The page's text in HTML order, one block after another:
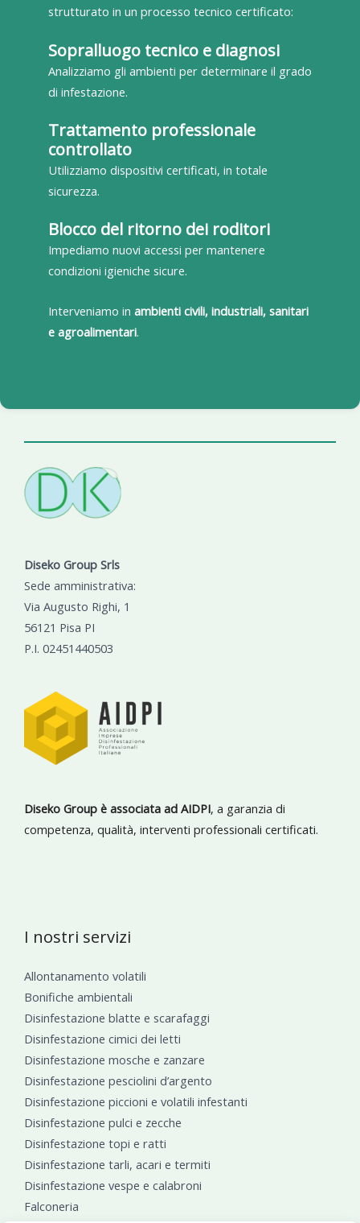
strutturato in un processo tecnico certificato:
Sopralluogo tecnico e diagnosi
Analizziamo gli ambienti per determinare il grado
di infestazione.
Trattamento professionale
controllato
Utilizziamo dispositivi certificati, in totale
sicurezza.
Blocco del ritorno dei roditori
Impediamo nuovi accessi per mantenere
condizioni igieniche sicure.
Interveniamo in ambienti civili, industriali, sanitari
e agroalimentari.
Diseko Group Srls
Sede amministrativa:
Via Augusto Righi, 1
56121 Pisa PI
P.I. 02451440503
Diseko Group è associata ad AIDPI, a garanzia di
competenza, qualità, interventi professionali certificati.
I nostri servizi
Allontanamento volatili
Bonifiche ambientali
Disinfestazione blatte e scarafaggi
Disinfestazione cimici dei letti
Disinfestazione mosche e zanzare
Disinfestazione pesciolini d’argento
Disinfestazione piccioni e volatili infestanti
Disinfestazione pulci e zecche
Disinfestazione topi e ratti
Disinfestazione tarli, acari e termiti
Disinfestazione vespe e calabroni
Falconeria